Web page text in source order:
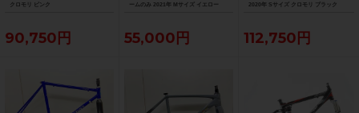
クロモリ ピンク
90,750円
ームのみ 2021年 Mサイズ イエロー
55,000円
2020年 Sサイズ クロモリ ブラック
112,750円